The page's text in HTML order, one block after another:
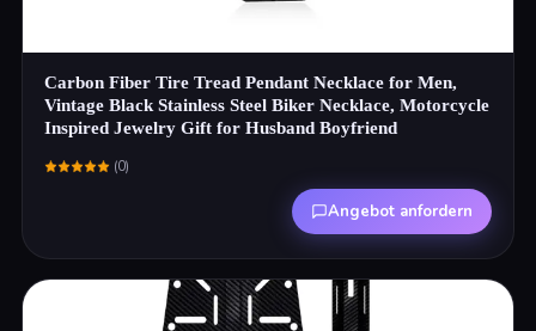
Carbon Fiber Tire Tread Pendant Necklace for Men,
Vintage Black Stainless Steel Biker Necklace, Motorcycle
Inspired Jewelry Gift for Husband Boyfriend
(0)
Angebot anfordern